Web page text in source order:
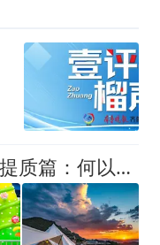
【河北文旅新观察】服务提质篇：何以近悦远来？